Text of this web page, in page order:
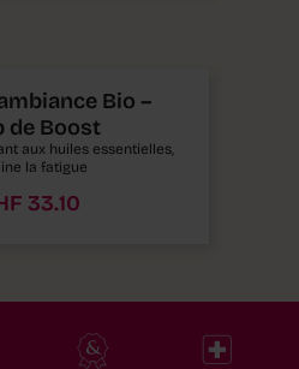
Bio –
de Boost
aux huiles essentielles,
la fatigue
33.10